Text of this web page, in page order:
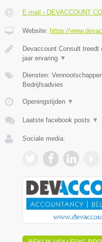
E-mail › DEVACCOUNT
Website: https://
Devaccount Consult
jaar ervaring ▼
Diensten:
Bedrijfsadvies
Openingstijden ▼
Laatste facebook posts ▼
Sociale media: